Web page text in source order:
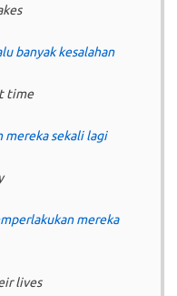
banyak kesalahan
time
mereka sekali lagi
mereka
lives